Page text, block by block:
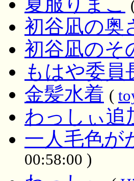
初谷凪の奥
初谷凪のそ
もはや委員
金髪水着 (
わっしぃ追
一人毛色が
00:58:00 )